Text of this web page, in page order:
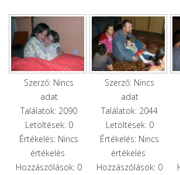
Szerző: Nincs
adat
Találatok: 2090
Letöltések: 0
Értékelés: Nincs
értékelés
Hozzászólások: 0
Szerző: Nincs
adat
Találatok: 2044
Letöltések: 0
Értékelés: Nincs
értékelés
Hozzászólások: 0